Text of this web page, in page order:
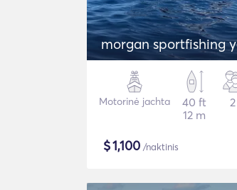
morgan sportfishing
Motorinė jachta
40 ft
12 m
2
$1,100 /naktinis